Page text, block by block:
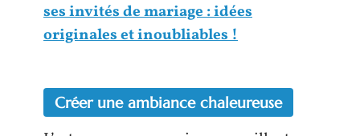
ses invités de mariage : idées
originales et inoubliables !
Créer une ambiance chaleureuse